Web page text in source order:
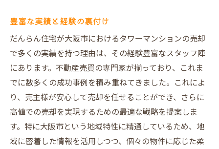
豊富な実績と経験の裏付け
だんらん住宅が大阪市におけるタワーマンションの売却
で多くの実績を持つ理由は、その経験豊富なスタッフ陣
にあります。不動産売買の専門家が揃っており、これま
でに数多くの成功事例を積み重ねてきました。これによ
り、売主様が安心して売却を任せることができ、さらに
高値での売却を実現するための最適な戦略を提案しま
す。特に大阪市という地域特性に精通しているため、地
域に密着した情報を活用しつつ、個々の物件に応じた柔